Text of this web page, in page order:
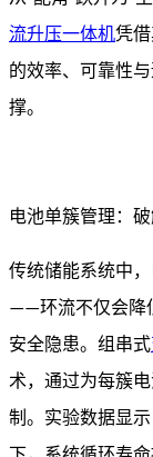
流升压一体机凭
的效率、可靠性
撑。
电池单簇管理：
传统储能系统中
——环流不仅会降
安全隐患。组串式
术，通过为每簇
制。实验数据显